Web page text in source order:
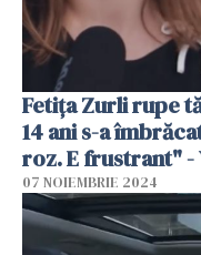
Fetița Zurli rupe
14 ani s-a
roz. E frustrant" -
07 NOIEMBRIE 2024